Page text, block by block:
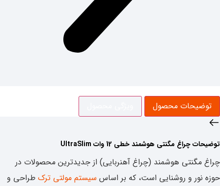
توضیحات محصول
توضیحات ‌چراغ مگنتی هوشمند خطی 12 وات UltraSlim
چراغ مگنتی هوشمند (چراغ آهنربایی) از جدیدترین محصولات در
حوزه نور و روشنایی است، که بر اساس سیستم مولتی ترک طراحی و